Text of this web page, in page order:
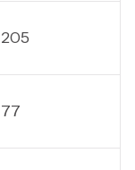
205
77